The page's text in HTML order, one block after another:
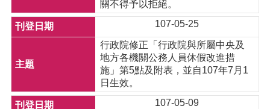
關不得予以拒絕。
107-05-25
行政院修正「行政院與所屬中央及
地方各機關公務人員休假改進措
施」第5點及附表，並自107年7月1
日生效。
107-05-09